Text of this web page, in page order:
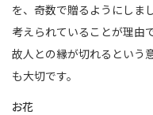
を、奇数で贈るようにしま
考えられていることが理由
故人との縁が切れるという
も大切です。
お花